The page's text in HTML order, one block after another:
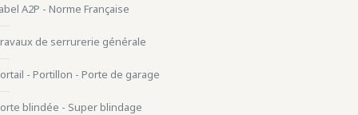
A2P - Norme Française
de serrurerie générale
- Portillon - Porte de garage
blindée - Super blindage